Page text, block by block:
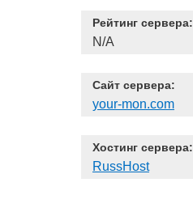
Рейтинг сервера:
N/A
Сайт сервера:
your-mon.com
Хостинг сервера:
RussHost